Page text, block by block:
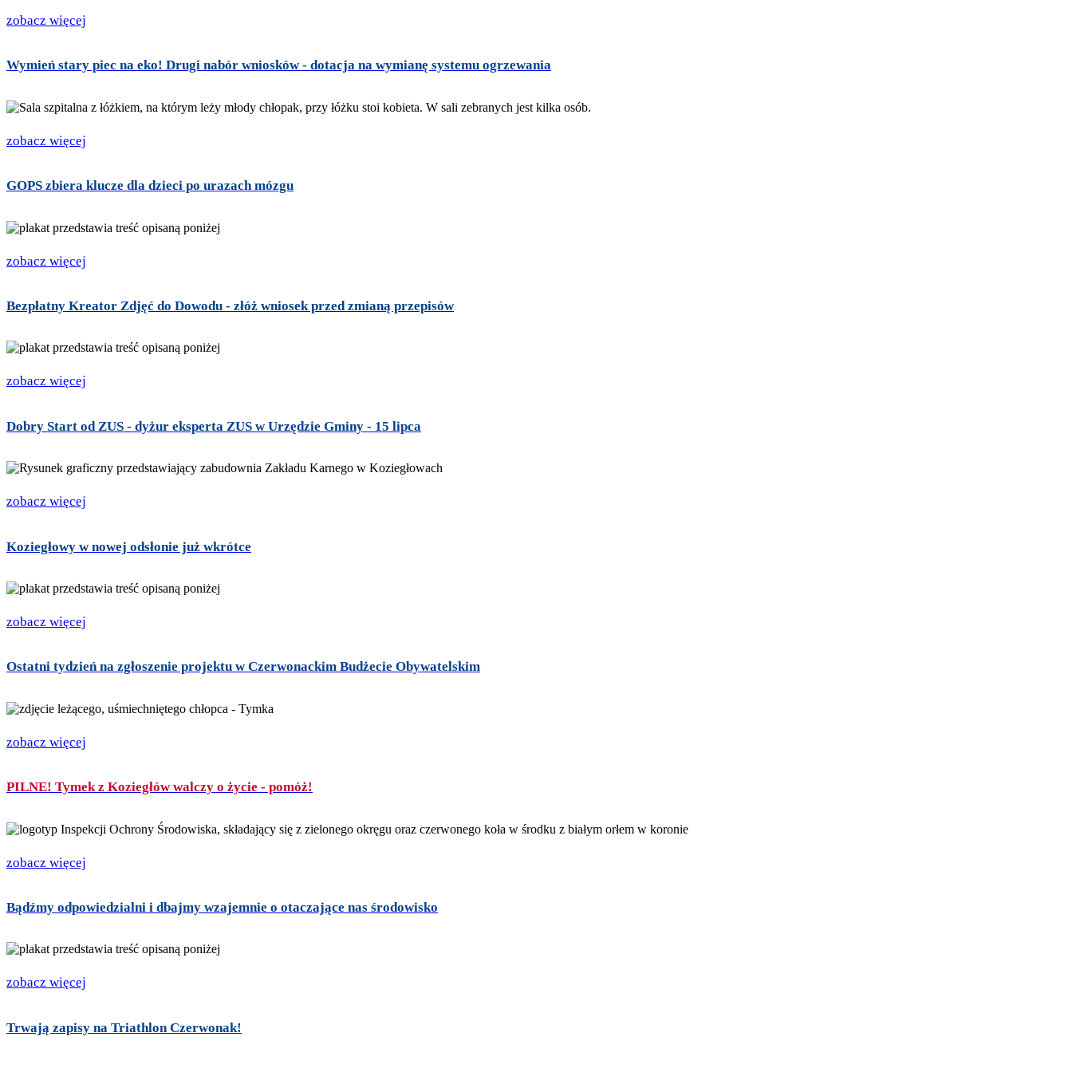
zobacz więcej
Wymień stary piec na eko! Drugi nabór wniosków - dotacja na wymianę systemu ogrzewania
zobacz więcej
GOPS zbiera klucze dla dzieci po urazach mózgu
zobacz więcej
Bezpłatny Kreator Zdjęć do Dowodu - złóż wniosek przed zmianą przepisów
zobacz więcej
Dobry Start od ZUS - dyżur eksperta ZUS w Urzędzie Gminy - 15 lipca
zobacz więcej
Koziegłowy w nowej odsłonie już wkrótce
zobacz więcej
Ostatni tydzień na zgłoszenie projektu w Czerwonackim Budżecie Obywatelskim
zobacz więcej
PILNE! Tymek z Koziegłów walczy o życie - pomóż!
zobacz więcej
Bądźmy odpowiedzialni i dbajmy wzajemnie o otaczające nas środowisko
zobacz więcej
Trwają zapisy na Triathlon Czerwonak!